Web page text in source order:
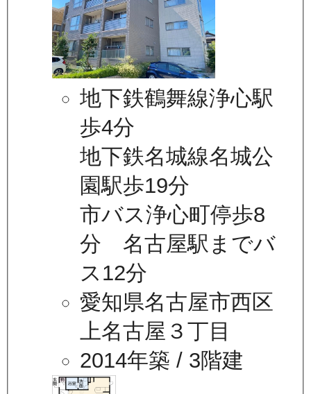
地下鉄鶴舞線浄心駅
歩4分
地下鉄名城線名城公
園駅歩19分
市バス浄心町停歩8
分 名古屋駅までバ
ス12分
愛知県名古屋市西区
上名古屋３丁目
2014年築 / 3階建